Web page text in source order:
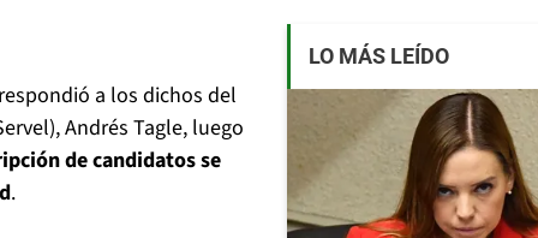
a los dichos del
Andrés Tagle, luego
de candidatos se
.
LO MÁS LEÍDO